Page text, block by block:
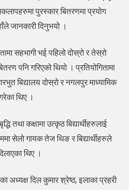
पुरस्कार बितरणमा प्रयोग
जानकारी दिनुभयो ।
सहभागी भई पहिलो दोस्रो र तेस्रो
पनि गरिएको थियो । प्रतियोगितामा
बिद्यालय दोस्रो र नगलपुर माध्यामिक
थिए ।
तथा कक्षामा उत्कृठ बिद्यार्थीहरुलाई
सेलो गायक तेज थिङ र बिद्यार्थीहरुले
थिए ।
अध्यक्ष दिल कुमार श्रेष्ठ, इलाका प्रहरी